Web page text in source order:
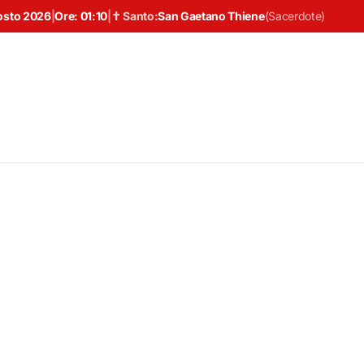
2026|Ore: 01:10 ✝ Santo:San Gaetano Thiene(Sacerdote)